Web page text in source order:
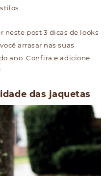
neste post 3 dicas de looks
arrasar nas suas
ano. Confira e adicione
das jaquetas